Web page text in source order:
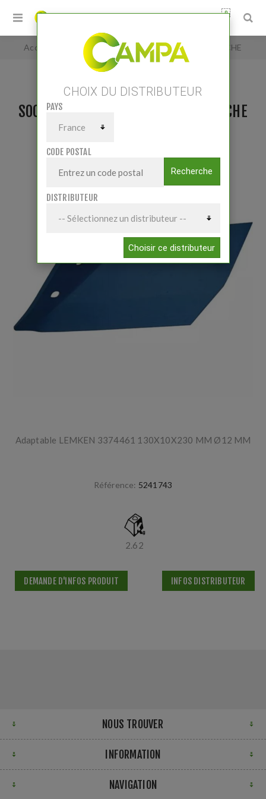
0
Accueil SOC A AILETTE DE DECHAUMEUR GAUCHE
SOC A AILETTE DE DECHAUMEUR GAUCHE
Adaptable LEMKEN 3374461 130X10X230 MM Ø12 MM
Référence: 5241743
2.62
DEMANDE D'INFOS PRODUIT INFOS DISTRIBUTEUR
NOUS TROUVER
INFORMATION
NAVIGATION
CHOIX DU DISTRIBUTEUR
PAYS
CODE POSTAL
Recherche
DISTRIBUTEUR
Choisir ce distributeur